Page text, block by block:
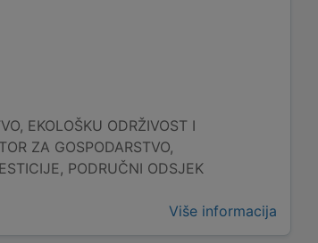
EKOLOŠKU ODRŽIVOST I
ZA GOSPODARSTVO,
PODRUČNI ODSJEK
Više informacija